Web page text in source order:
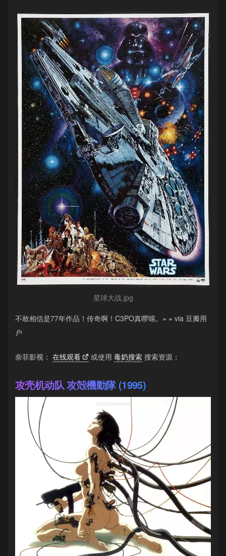
星球大战.jpg
不敢相信是77年作品！传奇啊！C3PO真啰嗦。= = via 豆瓣用
户
奈菲影视： 在线观看 或使用 毒奶搜索 搜索资源；
攻壳机动队 攻殻機動隊 (1995)